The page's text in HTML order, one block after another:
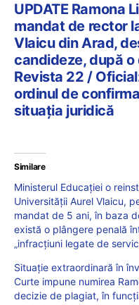
UPDATE Ramona
mandat de rector
Vlaicu din Arad,
candideze, după
Revista 22 /
ordinul de
situația juridică
Similare
Ministerul Educației o
Universității Aurel Vlaicu,
mandat de 5 ani, în baza
există o plângere penală
„infracţiuni legate de
Situație extraordinară în
Curte impune numirea
decizie de plagiat, în